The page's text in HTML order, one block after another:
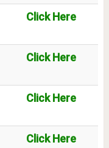
Click Here
Click Here
Click Here
Click Here